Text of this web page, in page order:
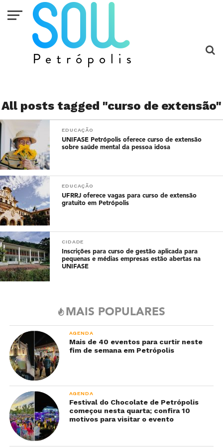
All posts tagged "curso de extensão"
EDUCAÇÃO
UNIFASE Petrópolis oferece curso de extensão
sobre saúde mental da pessoa idosa
EDUCAÇÃO
UFRRJ oferece vagas para curso de extensão
gratuito em Petrópolis
CIDADE
Inscrições para curso de gestão aplicada para
pequenas e médias empresas estão abertas na
UNIFASE
MAIS POPULARES
AGENDA
Mais de 40 eventos para curtir neste
fim de semana em Petrópolis
AGENDA
Festival do Chocolate de Petrópolis
começou nesta quarta; confira 10
motivos para visitar o evento